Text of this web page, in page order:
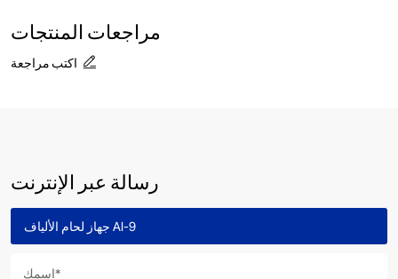
مراجعات المنتجات
اكتب مراجعة
رسالة عبر الإنترنت